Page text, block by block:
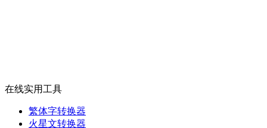
在线实用工具
繁体字转换器
火星文转换器